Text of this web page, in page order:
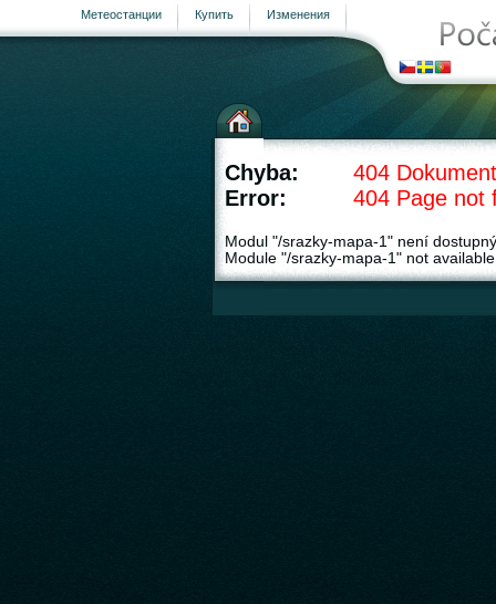
Изменения
Купить
Метеостанции
страница
Chyba:
404
Error:
404 Page not
Modul "/srazky-mapa-1" není
Module "/srazky-mapa-1" not